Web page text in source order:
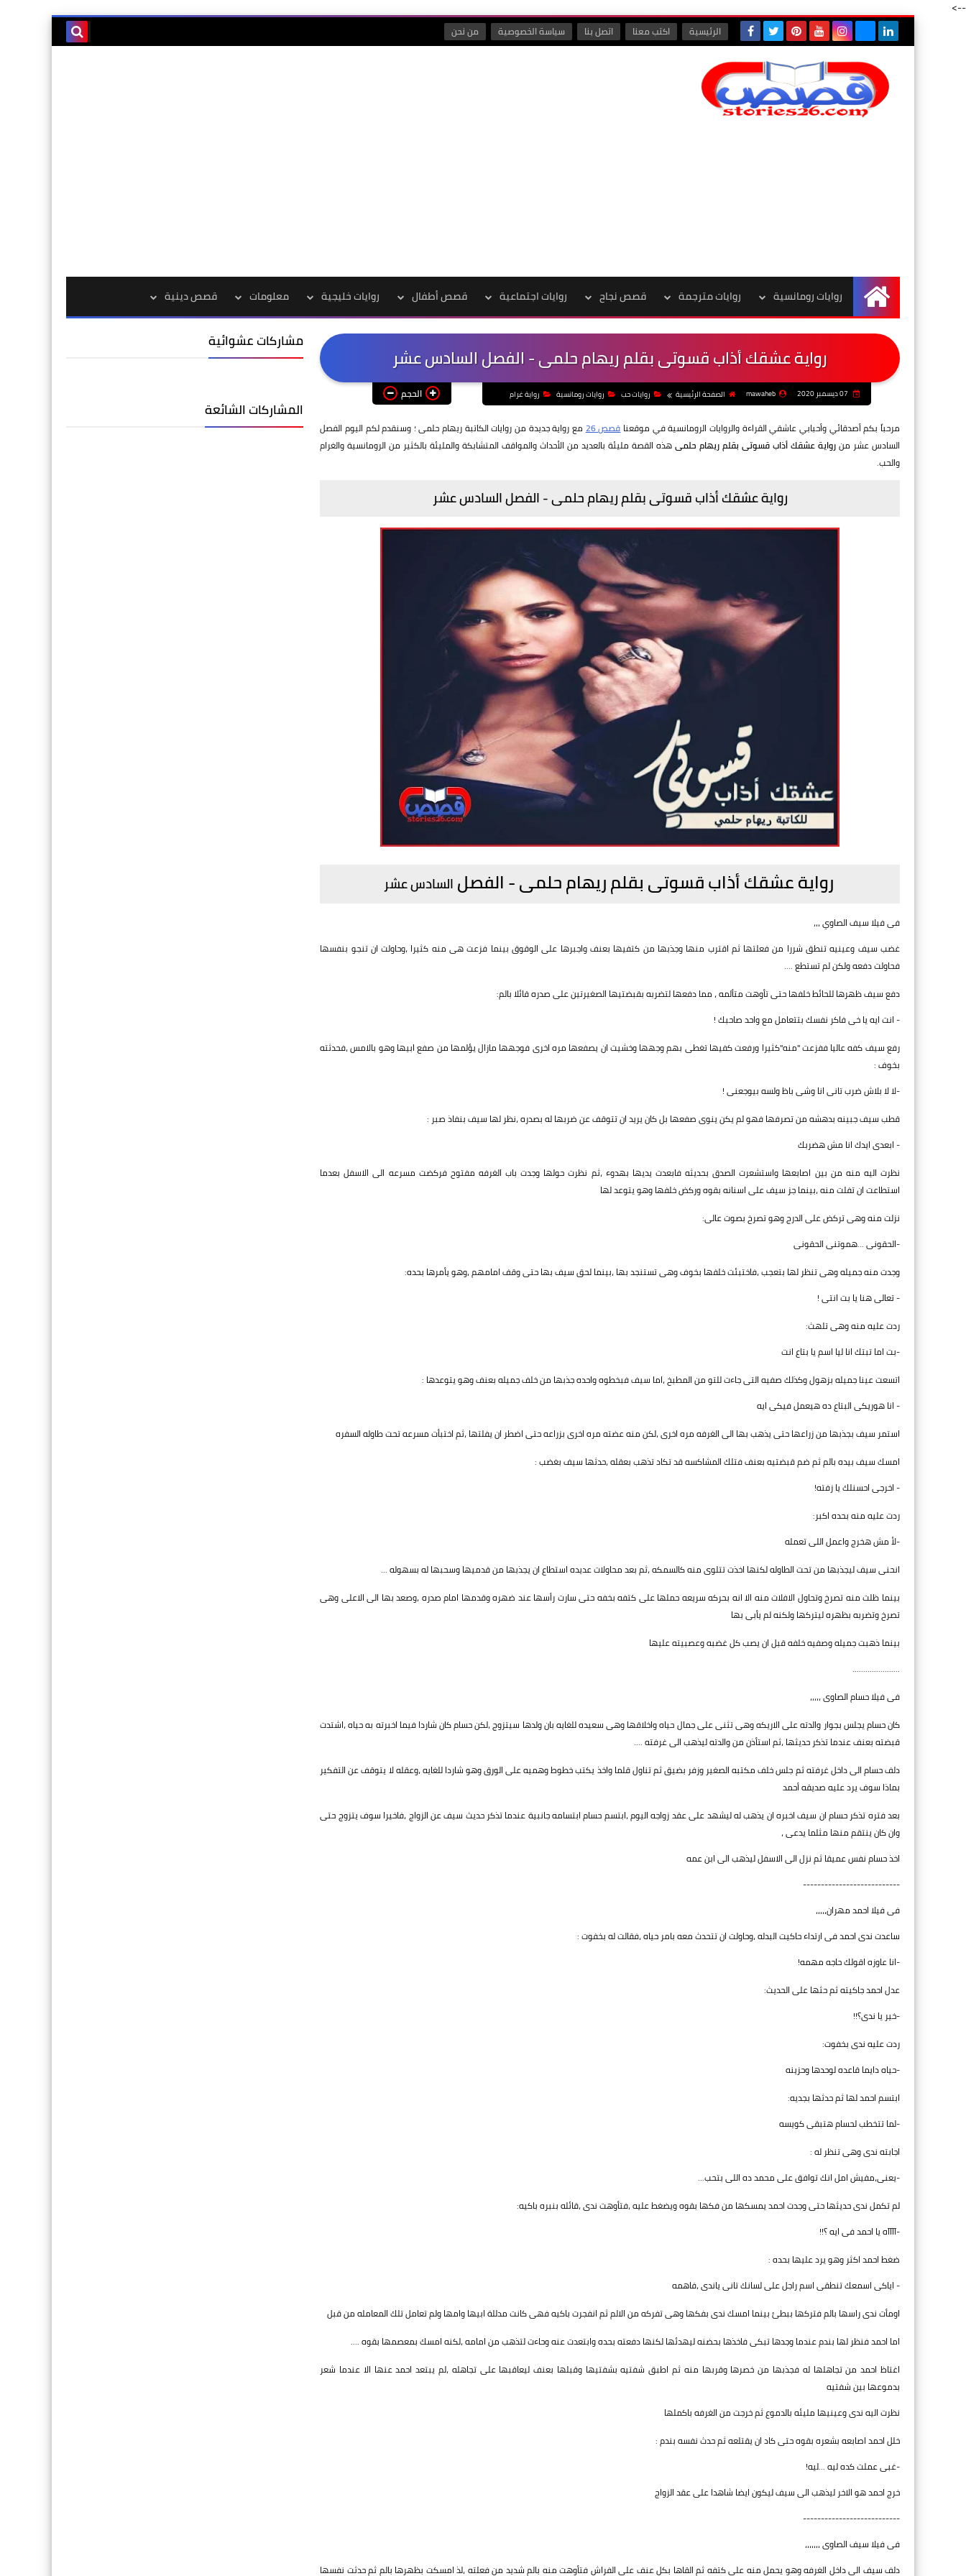
-->
الرئيسية اكتب معنا اتصل بنا سياسة الخصوصية من نحن
الرئيسية
روايات رومانسية روايات مترجمة قصص نجاح روايات اجتماعية قصص أطفال روايات خليجية معلومات قصص دينية
رواية عشقك أذاب قسوتى بقلم ريهام حلمى - الفصل السادس عشر
mawaheb الصفحة الرئيسية روايات حب روايات رومانسية رواية غرام الحجم
مرحباً بكم أصدقائي وأحبابي عاشقي القراءة والروايات الرومانسية في موقعناقصص 26
مع رواية جديدة من روايات الكاتبة ريهام حلمى ؛ وسنقدم لكم اليوم الفصل
السادس عشر منرواية عشقك أذاب قسوتى بقلم ريهام حلمىهذه القصة مليئة بالعديد من الأحداث والمواقف المتشابكة والمليئة بالكثير من الرومانسية والغرام
والحب.
رواية عشقك أذاب قسوتى بقلم ريهام حلمى - الفصل السادس عشر
رواية عشقك أذاب قسوتى بقلم ريهام حلمى - الفصل السادس عشر
فى فيلا سيف الصاوي ،،،
غضب سيف وعينيه تنطق شررا من فعلتها ثم اقترب منها وجذبها من كتفيها بعنف واجبرها على الوقوق بينما فزعت هى منه كثيرا ،وحاولت ان تنجو بنفسها
فحاولت دفعه ولكن لم تستطع ....
دفع سيف ظهرها للحائط خلفها حتى تأوهت متألمه ، مما دفعها لتضربه بقبضتيها الصغيرتين على صدره قائلا بالم:
- انت ايه يا خى فاكر نفسك بتتعامل مع واحد صاحبك !
رفع سيف كفه عاليا ففزعت "منه"كثيرا ورفعت كفيها تغطى بهم وجهها وخشيت ان يصفعها مره اخرى فوجهها مازال يؤلمها من صفع ابيها وهو بالامس ،فحدثته
بخوف :
-لا لا بلاش ضرب تانى انا وشى باظ ولسه بيوجعنى !
قطب سيف جبينه بدهشه من تصرفها فهو لم يكن ينوى صفعها بل كان يريد ان تتوقف عن ضربها له بصدره ،نظر لها سيف بنفاذ صبر :
- ابعدى ايدك انا مش هضربك
نظرت اليه منه من بين اصابعها واستشعرت الصدق بحديثه فابعدت يديها بهدوء ،ثم نظرت حولها وجدت باب الغرفه مفتوح فركضت مسرعه الى الاسفل بعدما
استطاعت ان تفلت منه ،بينما جز سيف على اسنانه بقوه وركض خلفها وهو يتوعد لها
نزلت منه وهى تركض على الدرج وهو تصرخ بصوت عالى:
-الحقونى ...هموتنى الحقونى
وجدت منه جميله وهى تنظر لها بتعجب ،فاختبئت خلفها بخوف وهى تستنجد بها ،بينما لحق سيف بها حتى وقف امامهم ،وهو يأمرها بحده:
- تعالى هنا يا بت انتى !
ردت عليه منه وهى تلهث:
-بت اما تبتك انا ليا اسم يا بتاع انت
اتسعت عينا جميله بزهول وكذلك صفيه التى جاءت للتو من المطبخ ،اما سيف فبخطوه واحده جذبها من خلف جميله بعنف وهو يتوعدها :
- انا هوريكى البتاع ده هيعمل فيكى ايه
استمر سيف بجذبها من زراعها حتى يذهب بها الى الغرفه مره اخرى ،لكن منه عضته مره اخرى بزراعه حتى اضطر ان يفلتها ،ثم اختبأت مسرعه تحت طاوله السفره
امسك سيف بيده بالم ثم ضم قبضتيه بعنف فتلك المشاكسه قد تكاد تذهب بعقله ،حدثها سيف بغضب :
- اخرجى احسنلك يا زفته!
ردت عليه منه بحده اكبر:
-لأ مش هخرج واعمل اللى تعمله
انحنى سيف ليجذبها من تحت الطاوله لكنها اخذت تتلوى منه كالسمكه ،ثم بعد محاولات عديده استطاع ان يجذبها من قدميها وسحبها له بسهوله ...
بينما ظلت منه تصرخ وتحاول الافلات منه الا انه بحركه سريعه حملها على كتفه بخفه حتى سارت رأسها عند ضهره وقدمها امام صدره ،وصعد بها الى الاعلى وهى
تصرخ وتضربه بظهره ليتركها ولكنه لم يأبى بها
بينما ذهبت جميله وصفيه خلفه قبل ان يصب كل غضبه وعصبيته عليها
......................
فى فيلا حسام الصاوى ،،،،،
كان حسام يجلس بجوار والدته على الاريكه وهى تثنى على جمال حياه واخلاقها وهى سعيده للغايه بان ولدها سيتزوج ،لكن حسام كان شاردا فيما اخبرته به حياه ،اشتدت
قبضته بعنف عندما تذكر حديثها ،ثم استأذن من والدته ليذهب الى غرفته ....
دلف حسام الى داخل غرفته ثم جلس خلف مكتبه الصغير وزفر بضيق ثم تناول قلما واخذ يكتب خطوط وهميه على الورق وهو شاردا للغايه ،وعقله لا يتوقف عن التفكير
بماذا سوف يرد عليه صديقه أحمد
بعد فتره تذكر حسام ان سيف اخبره ان يذهب له ليشهد على عقد زواجه اليوم ،ابتسم حسام ابتسامه جانبية عندما تذكر حديث سيف عن الزواج ،فاخيرا سوف يتزوج حتى
وان كان ينتقم منها مثلما يدعى ،
اخذ حسام نفس عميقا ثم نزل الى الاسفل ليذهب الى ابن عمه
---------------------------
فى فيلا احمد مهران،،،،،
ساعدت ندى احمد فى ارتداء حاكيت البدله ،وحاولت ان تتحدث معه بامر حياه ،فقالت له بخفوت :
-انا عاوزه اقولك حاجه مهمه!
عدل احمد جاكيته ثم حثها على الحديث:
-خير يا ندى؟!!
ردت عليه ندى بخفوت:
-حياه دايما قاعده لوحدها وحزينه
ابتسم احمد لها ثم حدثها بجديه:
-لما تتخطب لحسام هتبقى كويسه
اجابته ندى وهى تنظر له :
-يعنى،مفيش امل انك توافق على محمد ده اللى بتحب...
لم تكمل ندى حديثها حتى وجدت احمد يمسكها من فكها بقوه ويضغط عليه ،فتأوهت ندى ،قائله بنبره باكيه:
-آآآآه يا احمد فى ايه ؟!!
ضغط احمد اكثر وهو يرد عليها بحده :
- اياكى اسمعك تنطقى اسم راجل على لسانك تانى ياندى ،فاهمه
اومأت ندى راسها بالم فتركها ببطئ بينما امسك ندى بفكها وهى تفركه من الالم ثم انفجرت باكيه فهى كانت مدللة ابيها وامها ولم تعامل تلك المعامله من قبل
اما احمد فنظر لها بندم عندما وجدها تبكى فاخذها بحضنه ليهدئها لكنها دفعته بحده وابتعدت عنه وحاءت لتذهب من امامه ،لكنه امسك بمعصمها بقوه ....
اغتاظ احمد من تجاهلها له فجذبها من خصرها وقربها منه ثم اطبق شفتيه بشفتيها وقبلها بعنف ليعاقبها على تجاهله ،لم يبتعد احمد عنها الا عندما شعر
بدموعها بين شفتيه
نظرت اليه ندى وعينيها مليئه بالدموع ثم خرجت من الغرفه باكملها
خلل احمد اصابعه بشعره بقوه حتى كاد ان يقتلعه ثم حدث نفسه بندم :
-غبى عملت كده ليه ...ليه!
خرج احمد هو الاخر ليذهب الى سيف ليكون ايضا شاهدا على عقد الزواج
---------------------------
فى فيلا سيف الصاوى ،،،،،،،
دلف سيف الى داخل الغرفه وهو يحمل منه على كتفه ثم القاها بكل عنف على الفراش فتأوهت منه بالم شديد من فعلته ،لذ امسكت بظهرها بالم ثم حدثت نفسها
مشاركات عشوائية
المشاركات الشائعة